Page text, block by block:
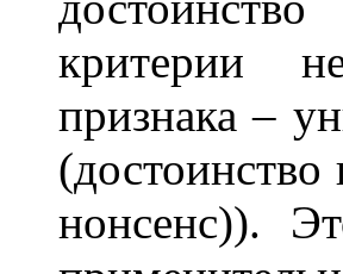
критерии
признака –
нонсенс)).